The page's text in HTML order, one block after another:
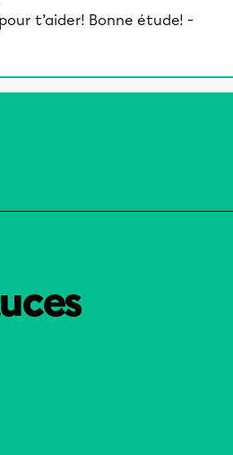
t’aider! Bonne étude! -